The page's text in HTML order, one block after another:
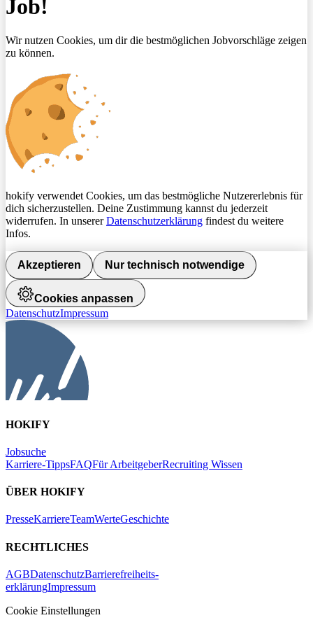
Job!
Wir nutzen Cookies, um dir die bestmöglichen Jobvorschläge zeigen
zu können.
hokify verwendet Cookies, um das bestmögliche Nutzererlebnis für
dich sicherzustellen. Deine Zustimmung kannst du jederzeit
widerrufen. In unsererDatenschutzerklärung findest du weitere
Infos.
Akzeptieren Nur technisch notwendige
Cookies anpassen
DatenschutzImpressum
HOKIFY
Jobsuche
Karriere-TippsFAQFür ArbeitgeberRecruiting Wissen
ÜBER HOKIFY
PresseKarriereTeamWerteGeschichte
RECHTLICHES
AGBDatenschutzBarrierefreiheits-
erklärungImpressum
Cookie Einstellungen